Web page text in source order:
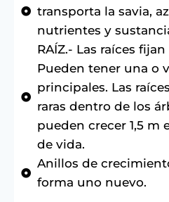
transporta la savia,
nutrientes y
RAÍZ.- Las raíces
Pueden tener una o
principales. Las
raras dentro de los
pueden crecer 1,5 m
de vida.
Anillos de
forma uno nuevo.